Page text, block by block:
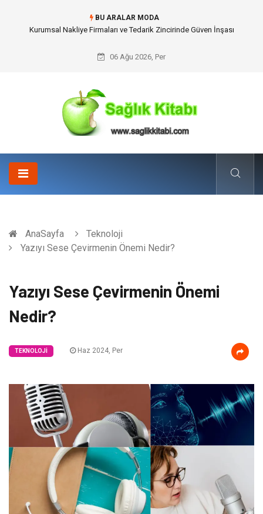
BU ARALAR MODA
Dalaman Kalkan Transfer: Kişiselleştirilmiş Hizmet Ve Uç Nokta Konforu
06 Ağu 2026, Per
AnaSayfa
Teknoloji
Yazıyı Sese Çevirmenin Önemi Nedir?
Yazıyı Sese Çevirmenin Önemi
Nedir?
TEKNOLOJI Haz 2024, Per